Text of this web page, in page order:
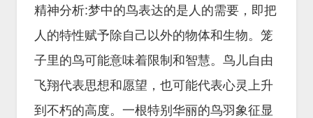
精神分析:梦中的鸟表达的是人的需要，即把
人的特性赋予除自己以外的物体和生物。笼
子里的鸟可能意味着限制和智慧。鸟儿自由
飞翔代表思想和愿望，也可能代表心灵上升
到不朽的高度。一根特别华丽的鸟羽象征显